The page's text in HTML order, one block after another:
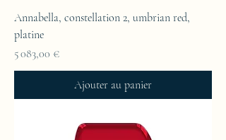
Annabella, constellation 2, umbrian red,
platine
Prix
5 083,00 €
Ajouter au panier